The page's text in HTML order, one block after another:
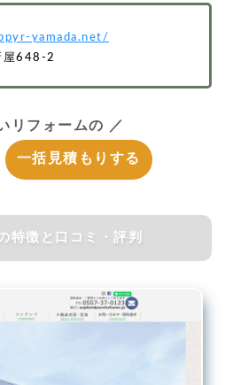
yamada.net/
屋648-2
リフォームの ／
一括見積もりする
の特徴と口コミ・評判